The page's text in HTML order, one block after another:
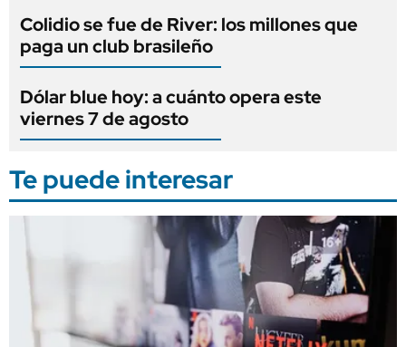
Colidio se fue de River: los millones que
paga un club brasileño
Dólar blue hoy: a cuánto opera este
viernes 7 de agosto
Te puede interesar